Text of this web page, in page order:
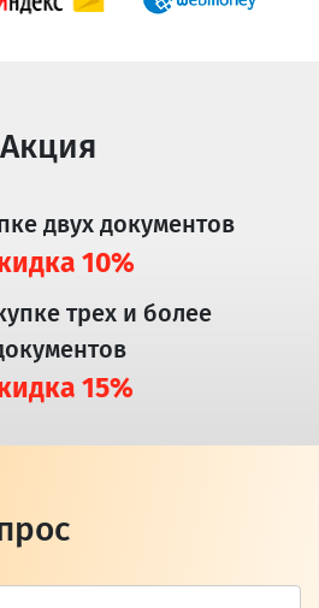
Акция
двух документов
10%
трех и более
15%